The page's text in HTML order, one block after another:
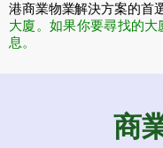
港商業物業解決方案的首選
大廈。如果你要尋找的大
息。
商